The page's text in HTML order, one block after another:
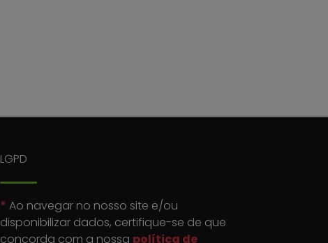
LGPD
* Ao navegar no nosso site e/ou
disponibilizar dados, certifique-se de que
concorda com a nossa política de